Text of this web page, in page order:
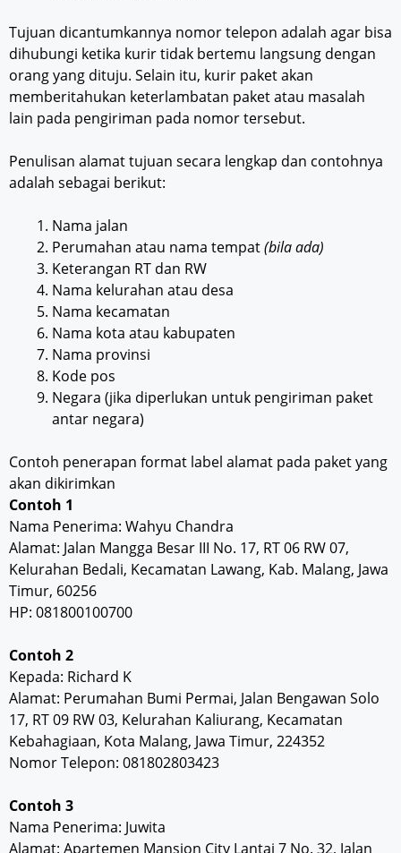
Tujuan dicantumkannya nomor telepon adalah agar bisa
dihubungi ketika kurir tidak bertemu langsung dengan
orang yang dituju. Selain itu, kurir paket akan
memberitahukan keterlambatan paket atau masalah
lain pada pengiriman pada nomor tersebut.
Penulisan alamat tujuan secara lengkap dan contohnya
adalah sebagai berikut:
Nama jalan
Perumahan atau nama tempat(bila ada)
Keterangan RT dan RW
Nama kelurahan atau desa
Nama kecamatan
Nama kota atau kabupaten
Nama provinsi
Kode pos
Negara (jika diperlukan untuk pengiriman paket
antar negara)
Contoh penerapan format label alamat pada paket yang
akan dikirimkan
Contoh 1
Nama Penerima: Wahyu Chandra
Alamat: Jalan Mangga Besar III No. 17, RT 06 RW 07,
Kelurahan Bedali, Kecamatan Lawang, Kab. Malang, Jawa
Timur, 60256
HP: 081800100700
Contoh 2
Kepada: Richard K
Alamat: Perumahan Bumi Permai, Jalan Bengawan Solo
17, RT 09 RW 03, Kelurahan Kaliurang, Kecamatan
Kebahagiaan, Kota Malang, Jawa Timur, 224352
Nomor Telepon: 081802803423
Contoh 3
Nama Penerima: Juwita
Alamat: Apartemen Mansion City Lantai 7 No. 32, Jalan